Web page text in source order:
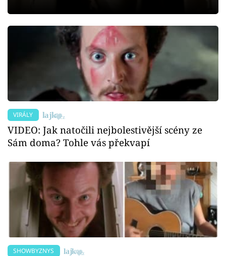
VIRÁLY
VIDEO: Jak natočili nejbolestivější scény ze
Sám doma? Tohle vás překvapí
SHOWBYZNYS